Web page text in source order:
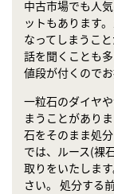
中古市場でも人
ットもあります
なってしまうこ
話を聞くことも
値段が付くのでお
一粒石のダイヤ
まうことがあり
石をそのまま処
では、ルース(裸
取りをいたしま
さい。 処分する